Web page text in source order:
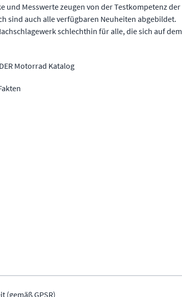
und Messwerte zeugen von der Testkompetenz der
sind auch alle verfügbaren Neuheiten abgebildet.
schlechthin für alle, die sich auf dem
Motorrad Katalog
GPSR)